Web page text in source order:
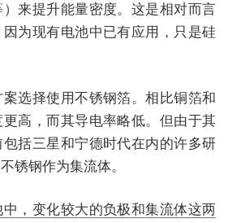
来提升能量密度。这是相对而言
为现有电池中已有应用，只是硅
选择使用不锈钢箔。相比铜箔和
高，而其导电率略低。但由于其
括三星和宁德时代在内的许多研
锈钢作为集流体。
，变化较大的负极和集流体这两